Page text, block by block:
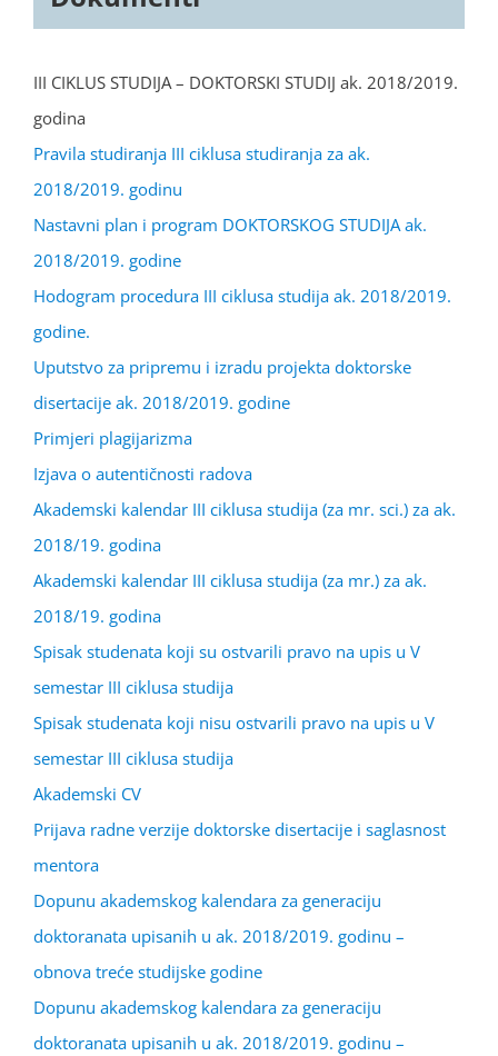
III CIKLUS STUDIJA – DOKTORSKI STUDIJ ak. 2018/2019.
godina
Pravila studiranja III ciklusa studiranja za ak.
2018/2019. godinu
Nastavni plan i program DOKTORSKOG STUDIJA ak.
2018/2019. godine
Hodogram procedura III ciklusa studija ak. 2018/2019.
godine.
Uputstvo za pripremu i izradu projekta doktorske
disertacije ak. 2018/2019. godine
Primjeri plagijarizma
Izjava o autentičnosti radova
Akademski kalendar III ciklusa studija (za mr. sci.) za ak.
2018/19. godina
Akademski kalendar III ciklusa studija (za mr.) za ak.
2018/19. godina
Spisak studenata koji su ostvarili pravo na upis u V
semestar III ciklusa studija
Spisak studenata koji nisu ostvarili pravo na upis u V
semestar III ciklusa studija
Akademski CV
Prijava radne verzije doktorske disertacije i saglasnost
mentora
Dopunu akademskog kalendara za generaciju
doktoranata upisanih u ak. 2018/2019. godinu –
obnova treće studijske godine
Dopunu akademskog kalendara za generaciju
doktoranata upisanih u ak. 2018/2019. godinu –